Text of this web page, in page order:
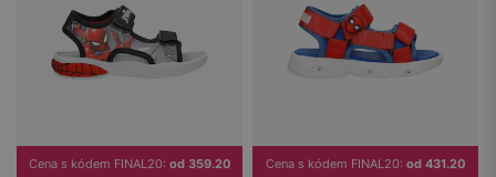
Cena s kódem FINAL20: od 359.20
Cena s kódem FINAL20: od 431.20